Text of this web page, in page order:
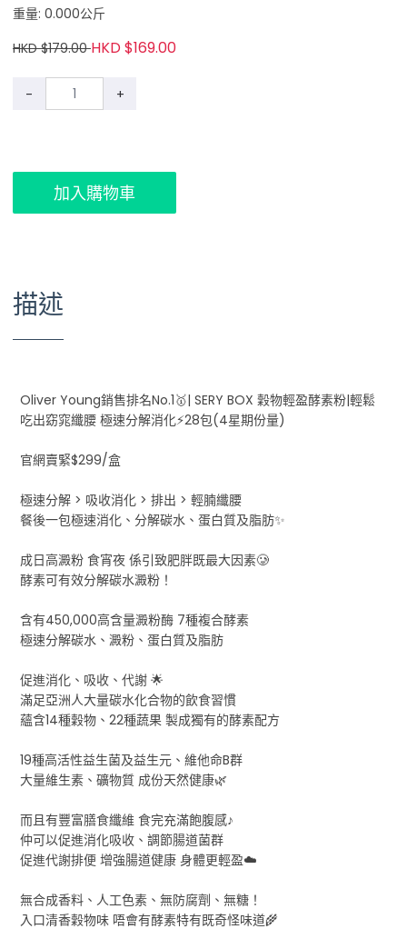
重量: 0.000公斤
HKD $179.00HKD $169.00
- +
加入購物車
描述
Oliver Young銷售排名No.1🥇| SERY BOX 穀物輕盈酵素粉|輕鬆
吃出窈窕纖腰 極速分解消化⚡28包(4星期份量)
官網賣緊$299/盒
極速分解 > 吸收消化 > 排出 > 輕腩纖腰
餐後一包極速消化、分解碳水、蛋白質及脂肪✨
成日高澱粉 食宵夜 係引致肥胖既最大因素🥲
酵素可有效分解碳水澱粉！
含有450,000高含量澱粉酶 7種複合酵素
極速分解碳水、澱粉、蛋白質及脂肪
促進消化、吸收、代謝 🌟
滿足亞洲人大量碳水化合物的飲食習慣
蘊含14種穀物、22種蔬果 製成獨有的酵素配方
19種高活性益生菌及益生元、維他命B群
大量維生素、礦物質 成份天然健康🌿
而且有豐富膳食纖維 食完充滿飽腹感♪
仲可以促進消化吸收、調節腸道菌群
促進代謝排便 增強腸道健康 身體更輕盈☁️
無合成香料、人工色素、無防腐劑、無糖！
入口清香穀物味 唔會有酵素特有既奇怪味道🌾